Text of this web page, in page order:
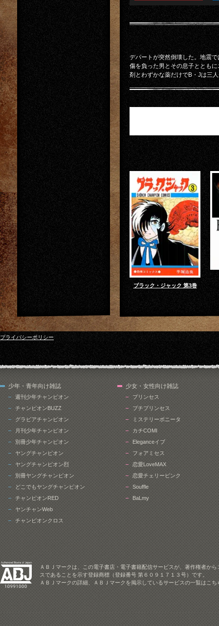
デパートが突然倒壊した。地震
傷を負った男とその息子ととも
剤とわずかな薬だけでB・Jは三
ブラック・ジャック 第3巻
プライバシーポリシー
少年・青年向け雑誌
週刊少年チャンピオン
チャンピオンBUZZ
グラビアチャンピオン
月刊少年チャンピオン
別冊少年チャンピオン
ヤングチャンピオン
ヤングチャンピオン烈
別冊ヤングチャンピオン
どこでもヤングチャンピオン
チャンピオンRED
ヤンチャンWeb
チャンピオンクロス
少女・女性向け雑誌
プリンセス
プチプリンセス
ミステリーボニータ
カチCOMI
Eleganceイブ
フォアミセス
恋愛LoveMAX
恋愛チェリーピンク
Souffle
BaLmy
ＡＢＪマークは、この電子書店・電子書籍配信サービスが、著作権者か
スであることを示す登録商標（登録番号 第６０９１７１３号）です。
ＡＢＪマークの詳細、ＡＢＪマークを掲示しているサービスの一覧はこ